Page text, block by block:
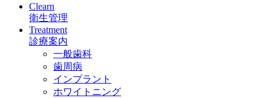
Clearn
衛生管理
Treatment
診療案内
一般歯科
歯周病
インプラント
ホワイトニング